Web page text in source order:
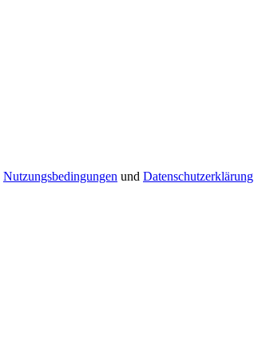
Nutzungsbedingungen und Datenschutzerklärung